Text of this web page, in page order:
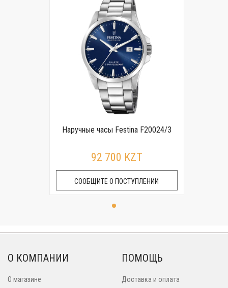
Наручные часы Festina F20024/3
92 700 KZT
СООБЩИТЕ О ПОСТУПЛЕНИИ
О КОМПАНИИ
О магазине
ПОМОЩЬ
Доставка и оплата